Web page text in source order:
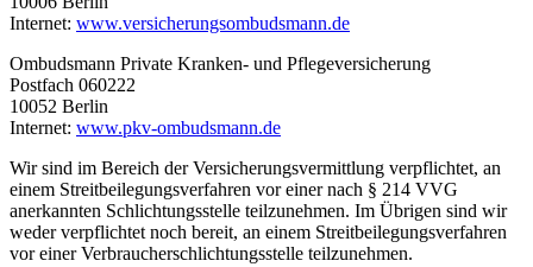
Internet: www.versicherungsombudsmann.de
Ombudsmann Private Kranken- und Pflegeversicherung
Postfach 060222
10052 Berlin
Internet: www.pkv-ombudsmann.de
Wir sind im Bereich der Versicherungsvermittlung verpflichtet, an
einem Streitbeilegungsverfahren vor einer nach § 214 VVG
anerkannten Schlichtungsstelle teilzunehmen. Im Übrigen sind wir
weder verpflichtet noch bereit, an einem Streitbeilegungsverfahren
vor einer Verbraucherschlichtungsstelle teilzunehmen.